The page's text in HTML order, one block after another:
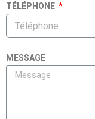
TÉLÉPHONE
MESSAGE